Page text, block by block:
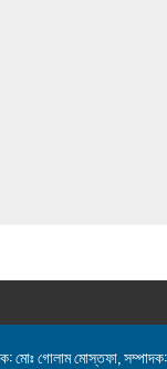
মোঃ গোলাম মোস্তফা, সম্পাদক: